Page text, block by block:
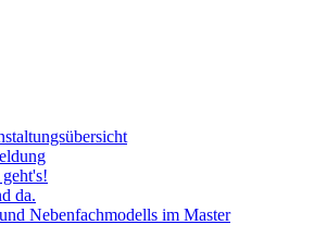
da.
Nebenfachmodells im Master